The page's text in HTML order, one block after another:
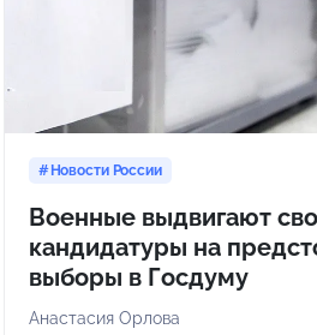
Новости России
Военные выдвигают
кандидатуры на
выборы в Госдуму
Анастасия Орлова